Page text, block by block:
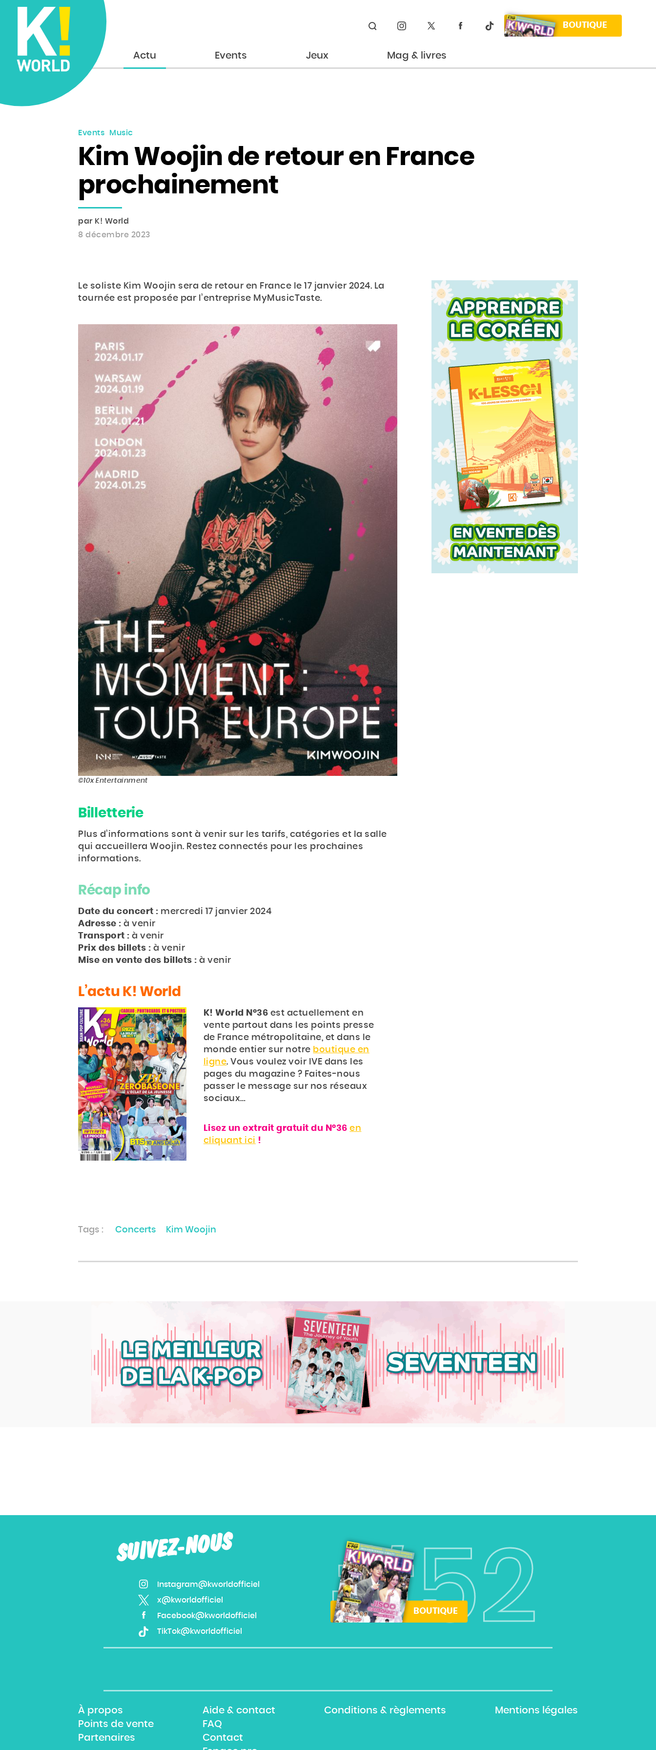
Rechercher
BOUTIQUE
Accueil Actu Events Jeux Mag & livres
Events Music
Kim Woojin de retour en France
prochainement
par K! World
8 décembre 2023
Le soliste Kim Woojin sera de retour en France le 17 janvier 2024. La
tournée est proposée par l’entreprise MyMusicTaste.
©10x Entertainment
Billetterie
Plus d’informations sont à venir sur les tarifs, catégories et la salle
qui accueillera Woojin. Restez connectés pour les prochaines
informations.
Récap info
Date du concert : mercredi 17 janvier 2024
Adresse : à venir
Transport : à venir
Prix des billets : à venir
Mise en vente des billets : à venir
L’actu K! World
K! World N°36 est actuellement en
vente partout dans les points presse
de France métropolitaine, et dans le
monde entier sur notre boutique en
ligne. Vous voulez voir IVE dans les
pages du magazine ? Faites-nous
passer le message sur nos réseaux
sociaux…
Lisez un extrait gratuit du N°36en
cliquant ici !
Tags : Concerts Kim Woojin
SUIVEZ-NOUS
Instagram@kworldofficiel
x@kworldofficiel
Facebook@kworldofficiel
TikTok@kworldofficiel
#52
BOUTIQUE
À propos
Points de vente
Partenaires
Aide & contact
FAQ
Contact
Conditions & règlements Mentions légales